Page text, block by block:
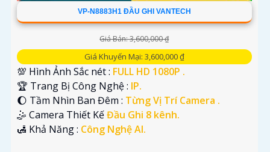
VP-N8883H1 ĐẦU GHI VANTECH
Giá Bán: 3,600,000 ₫
Giá Khuyến Mại: 3,600,000 ₫
💯 Hình Ảnh Sắc nét : FULL HD 1080P .
🏆 Trang Bị Công Nghệ : IP.
🌔 Tầm Nhìn Ban Đêm : Từng Vị Trí Camera .
🤹 Camera Thiết KếĐầu Ghi 8 kênh.
️🛃 Khả Năng : Công Nghệ AI.